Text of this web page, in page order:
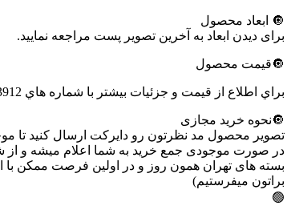
🔘 ابعاد محصول
برای دیدن ابعاد به آخرین تصویر پست مراجعه نمایید.
🔘قیمت محصول
براي اطلاع از قيمت و جزئيات بيشتر با شماره هاي 02122383912-09353413653 تماس حاصل فرماييد،يا از طريق دايركت با ما همراه باشيد.
🔘نحوه خرید مجازی
تصویر محصول مد نظرتون رو دایرکت ارسال کنید تا
در صورت موجودی جمع خرید به شما اعلام میشه و از
بسته های تهران همون روز و در اولین فرصت ممکن
براتون میفرستیم)
🟢